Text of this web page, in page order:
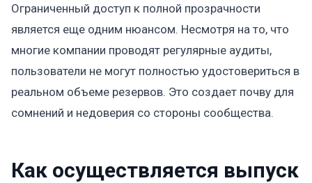
Ограниченный доступ к полной прозрачности
является еще одним нюансом. Несмотря на то, что
многие компании проводят регулярные аудиты,
пользователи не могут полностью удостовериться в
реальном объеме резервов. Это создает почву для
сомнений и недоверия со стороны сообщества.
Как осуществляется выпуск